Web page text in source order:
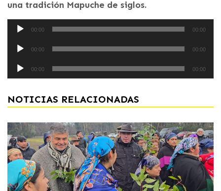
una tradición Mapuche de siglos.
Reproductor
audio
00:00 00:00
Reproductor
audio
00:00 00:00
Reproductor
00:00 00:00
NOTICIAS RELACIONADAS